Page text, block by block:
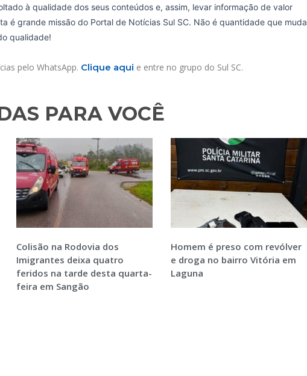
à qualidade dos seus conteúdos e, assim, levar informação de valor
é grande missão do Portal de Notícias Sul SC. Não é quantidade que muda
qualidade!
pelo WhatsApp. Clique aqui e entre no grupo do Sul SC.
PARA VOCÊ​
Colisão na Rodovia dos
Imigrantes deixa quatro
feridos na tarde desta quarta-
feira em Sangão
Homem é preso com revólver
e droga no bairro Vitória em
Laguna